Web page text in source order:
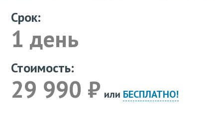
Срок:
1 день
Стоимость:
29 990 ₽ или БЕСПЛАТНО!